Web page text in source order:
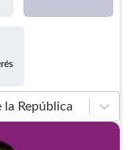
la República